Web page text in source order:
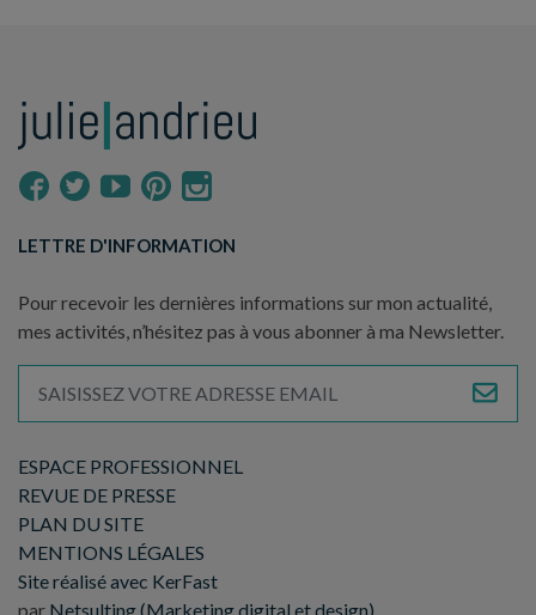
ESPACE PROFESSIONNEL
REVUE DE PRESSE
PLAN DU SITE
MENTIONS LÉGALES
Site réalisé avec KerFast
par Netsulting (Marketing digital et design)
LETTRE D'INFORMATION
Pour recevoir les dernières informations sur mon actualité,
mes activités, n’hésitez pas à vous abonner à ma Newsletter.